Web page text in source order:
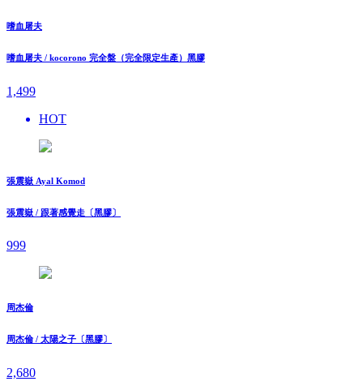
嗜血屠夫
嗜血屠夫 / kocorono 完全盤（完全限定生產）黑膠
1,499
HOT
張震嶽 Ayal Komod
張震嶽 / 跟著感覺走〔黑膠〕
999
周杰倫
周杰倫 / 太陽之子〔黑膠〕
2,680